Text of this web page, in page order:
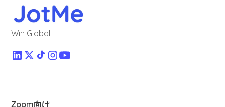
Win Global
Zoom向け